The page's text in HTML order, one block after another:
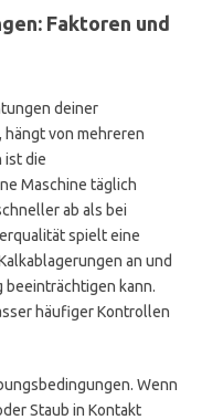
Faktoren und
deiner
von mehreren
ist die
Maschine täglich
ab als bei
spielt eine
an und
beeinträchtigen kann.
häufiger Kontrollen
Wenn
Staub in Kontakt